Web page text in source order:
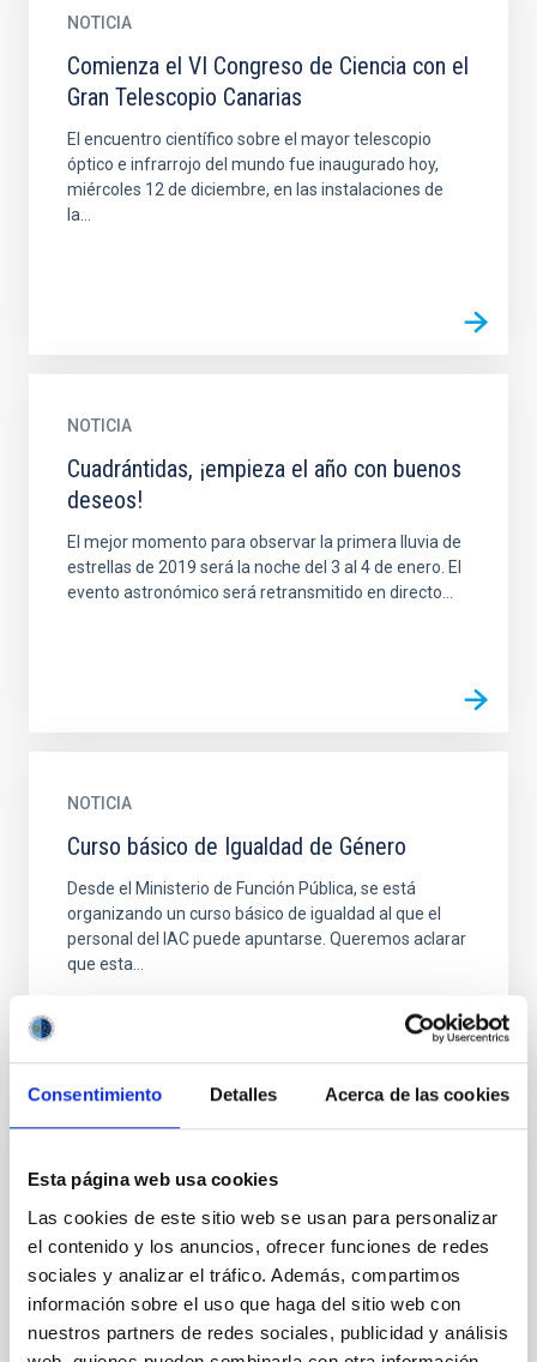
Consentimiento Detalles Acerca de las cookies
Esta página web usa cookies
Las cookies de este sitio web se usan para personalizar
el contenido y los anuncios, ofrecer funciones de redes
sociales y analizar el tráfico. Además, compartimos
información sobre el uso que haga del sitio web con
nuestros partners de redes sociales, publicidad y análisis
NOTICIA
Comienza el VI Congreso de Ciencia con el
Gran Telescopio Canarias
El encuentro científico sobre el mayor telescopio
óptico e infrarrojo del mundo fue inaugurado hoy,
miércoles 12 de diciembre, en las instalaciones de
la...
NOTICIA
Cuadrántidas, ¡empieza el año con buenos
deseos!
El mejor momento para observar la primera lluvia de
estrellas de 2019 será la noche del 3 al 4 de enero. El
evento astronómico será retransmitido en directo...
NOTICIA
Curso básico de Igualdad de Género
Desde el Ministerio de Función Pública, se está
organizando un curso básico de igualdad al que el
personal del IAC puede apuntarse. Queremos aclarar
que esta...
NOTICIA
DALI supera el Preliminary Design Review
y avanza en la búsqueda de materia oscura
El experimento DALI , liderado por el investigador del
Instituto de Astrofísica de Canarias (IAC) Javier de
Miguel, ha superado con éxito el Preliminary Design...